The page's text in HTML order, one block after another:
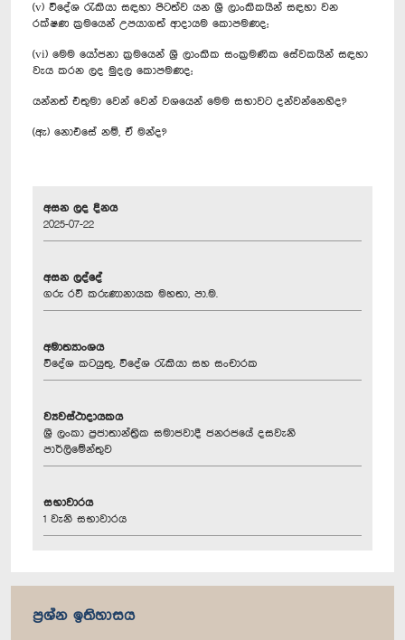
(v) විදේශ රැකියා සඳහා පිටත්ව යන ශ්‍රී ලාංකිකයින් සඳහා වන
රක්ෂණ ක්‍රමයෙන් උපයාගත් ආදායම කොපමණද;
(vi) මෙම යෝජනා ක්‍රමයෙන් ශ්‍රී ලාංකික සංක්‍රමණික සේවකයින් සඳහා
වැය කරන ලද මුදල කොපමණද;
යන්නත් එතුමා වෙන් වෙන් වශයෙන් මෙම සභාවට දන්වන්නෙහිද?
(ඇ) නොඑසේ නම්, ඒ මන්ද?
අසන ලද දිනය
2025-07-22
අසන ලද්දේ
ගරු රවී කරුණානායක මහතා, පා.ම.
අමාත්‍යාංශය
විදේශ කටයුතු, විදේශ රැකියා සහ සංචාරක
ව්‍යවස්ථාදායකය
ශ්‍රී ලංකා ප්‍රජාතාන්ත්‍රික සමාජවාදී ජනරජයේ දසවැනි
පාර්ලිමේන්තුව
සභාවාරය
1 වැනි සභාවාරය
ප්‍රශ්න ඉතිහාසය